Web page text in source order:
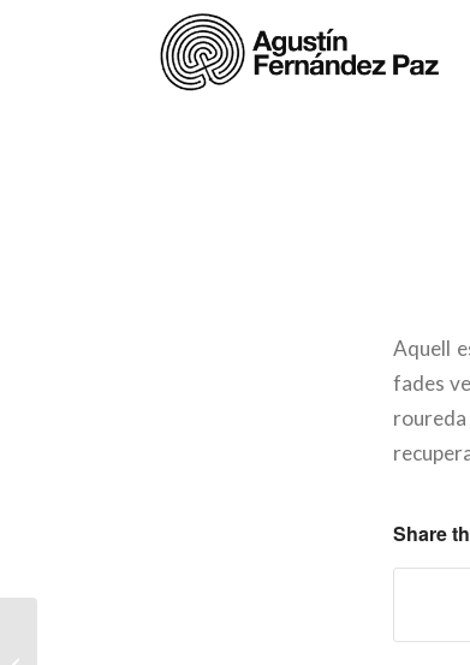
Aquell
fades
Share